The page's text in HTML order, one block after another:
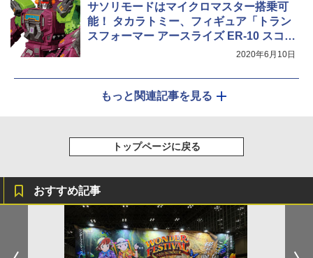
サソリモードはマイクロマスター搭乗可
能！ タカラトミー、フィギュア「トラン
スフォーマー アースライズ ER-10 スコル
2020年6月10日
もっと関連記事を見る
トップページに戻る
おすすめ記事